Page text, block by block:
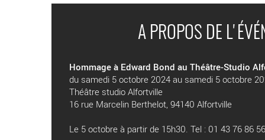
A PROPOS DE
Hommage à Edward Bond au Théâtre-Studio
du samedi 5 octobre 2024 au samedi 5 octobre
Théâtre studio Alfortville
16 rue Marcelin Berthelot, 94140 Alfortville
Le 5 octobre à partir de 15h30. Tel : 01 43 76 86